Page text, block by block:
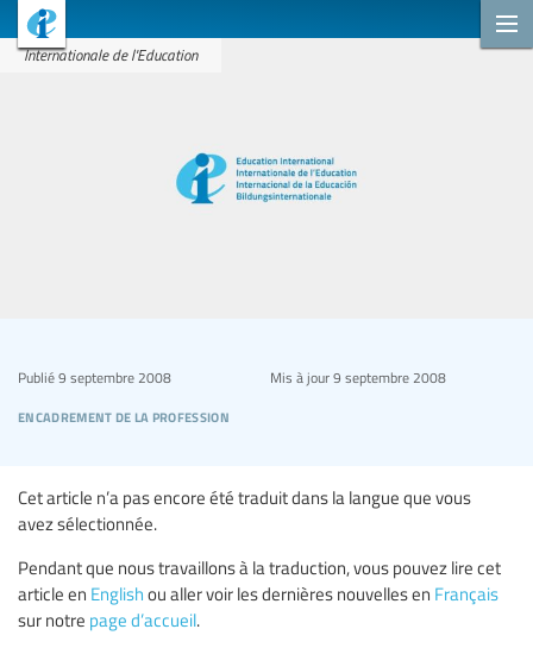
Internationale de l'Education
encadrement de la profession
Publié9 septembre 2008 Mis à jour9 septembre 2008
Cet article n’a pas encore été traduit dans la langue que vous
avez sélectionnée.
Pendant que nous travaillons à la traduction, vous pouvez lire cet
article en English ou aller voir les dernières nouvelles en Français
sur notre page d’accueil.